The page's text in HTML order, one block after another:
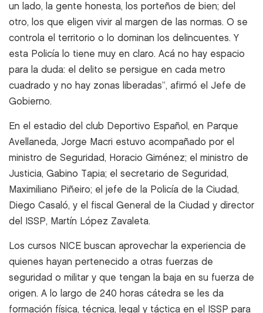
un lado, la gente honesta, los porteños de bien; del
otro, los que eligen vivir al margen de las normas. O se
controla el territorio o lo dominan los delincuentes. Y
esta Policía lo tiene muy en claro. Acá no hay espacio
para la duda: el delito se persigue en cada metro
cuadrado y no hay zonas liberadas”, afirmó el Jefe de
Gobierno.
En el estadio del club Deportivo Español, en Parque
Avellaneda, Jorge Macri estuvo acompañado por el
ministro de Seguridad, Horacio Giménez; el ministro de
Justicia, Gabino Tapia; el secretario de Seguridad,
Maximiliano Piñeiro; el jefe de la Policía de la Ciudad,
Diego Casaló, y el fiscal General de la Ciudad y director
del ISSP, Martín López Zavaleta.
Los cursos NICE buscan aprovechar la experiencia de
quienes hayan pertenecido a otras fuerzas de
seguridad o militar y que tengan la baja en su fuerza de
origen. A lo largo de 240 horas cátedra se les da
formación física, técnica, legal y táctica en el ISSP para